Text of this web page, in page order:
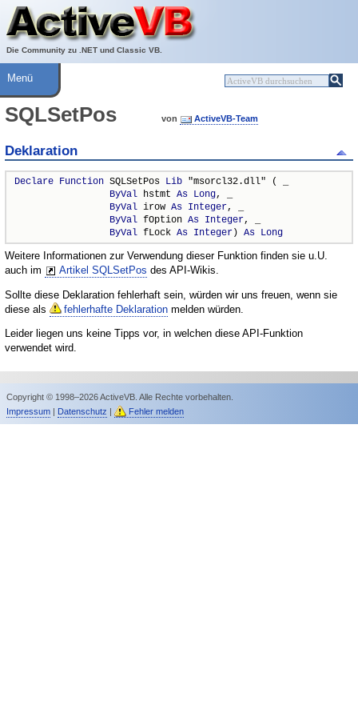
Die Community zu .NET und Classic VB.
Über ActiveVB
Hilfe
Menü
SQLSetPos von ActiveVB-Team
Deklaration
Declare Function SQLSetPos Lib "msorcl32.dll" ( _
ByVal hstmt As Long, _
ByVal irow As Integer, _
ByVal fOption As Integer, _
ByVal fLock As Integer) As Long
Weitere Informationen zur Verwendung dieser Funktion finden sie u.U.
auch im
Artikel SQLSetPos des API-Wikis.
Sollte diese Deklaration fehlerhaft sein, würden wir uns freuen, wenn sie
diese als
fehlerhafte Deklaration melden würden.
Leider liegen uns keine Tipps vor, in welchen diese API-Funktion
verwendet wird.
Copyright © 1998–2026 ActiveVB. Alle Rechte vorbehalten.
Impressum| Datenschutz | Fehler melden